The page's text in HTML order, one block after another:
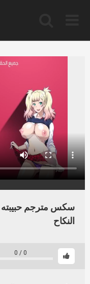
سكس مترجم حبيبته
النكاح
0
/
0